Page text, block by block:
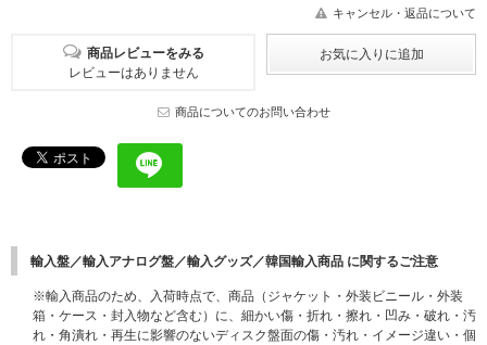
キャンセル・返品について
商品レビューをみる
レビューはありません
商品についてのお問い合わせ
輸入盤／輸入アナログ盤／輸入グッズ／韓国輸入商品 に関するご注意
※輸入商品のため、入荷時点で、商品（ジャケット・外装ビニール・外装
箱・ケース・封入物など含む）に、細かい傷・折れ・擦れ・凹み・破れ・汚
れ・角潰れ・再生に影響のないディスク盤面の傷・汚れ・イメージ違い・個